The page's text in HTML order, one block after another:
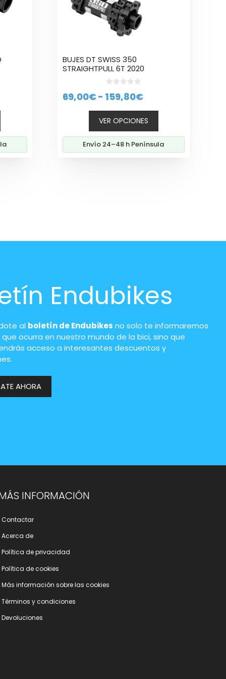
BUJES DT SWISS 350
STRAIGHTPULL 6T 2020
d
69,00€- 159,80€Rango
de
precios:
desde
69,00€
VER OPCIONES
pueden
página
de
Envío 24–48 h Península
Endubikes
al boletín de Endubikes no solo te informaremos
ocurra en nuestro mundo de la bici, sino que
acceso a interesantes descuentos y
AHORA
INFORMACIÓN
Contactar
Acerca de
Polí­tica de privacidad
Polí­tica de cookies
Más información sobre las cookies
Términos y condiciones
Devoluciones